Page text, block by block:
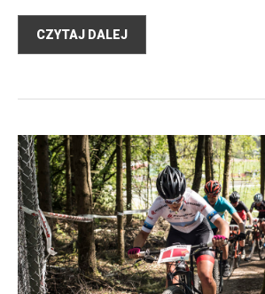
CZYTAJ DALEJ